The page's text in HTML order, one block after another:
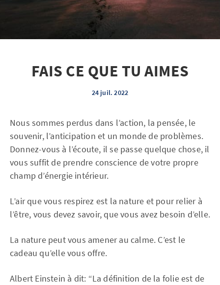
FAIS CE QUE TU AIMES
24 juil. 2022
Nous sommes perdus dans l’action, la pensée, le
souvenir, l’anticipation et un monde de problèmes.
Donnez-vous à l’écoute, il se passe quelque chose, il
vous suffit de prendre conscience de votre propre
champ d’énergie intérieur.
L’air que vous respirez est la nature et pour relier à
l’être, vous devez savoir, que vous avez besoin d’elle.
La nature peut vous amener au calme. C’est le
cadeau qu’elle vous offre.
Albert Einstein à dit: “La définition de la folie est de